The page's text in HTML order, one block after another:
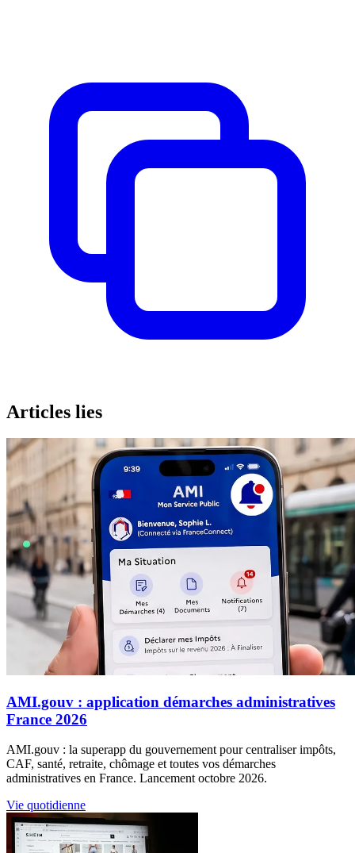
Articles lies
AMI.gouv : application démarches administratives
France 2026
AMI.gouv : la superapp du gouvernement pour centraliser impôts,
CAF, santé, retraite, chômage et toutes vos démarches
administratives en France. Lancement octobre 2026.
Vie quotidienne